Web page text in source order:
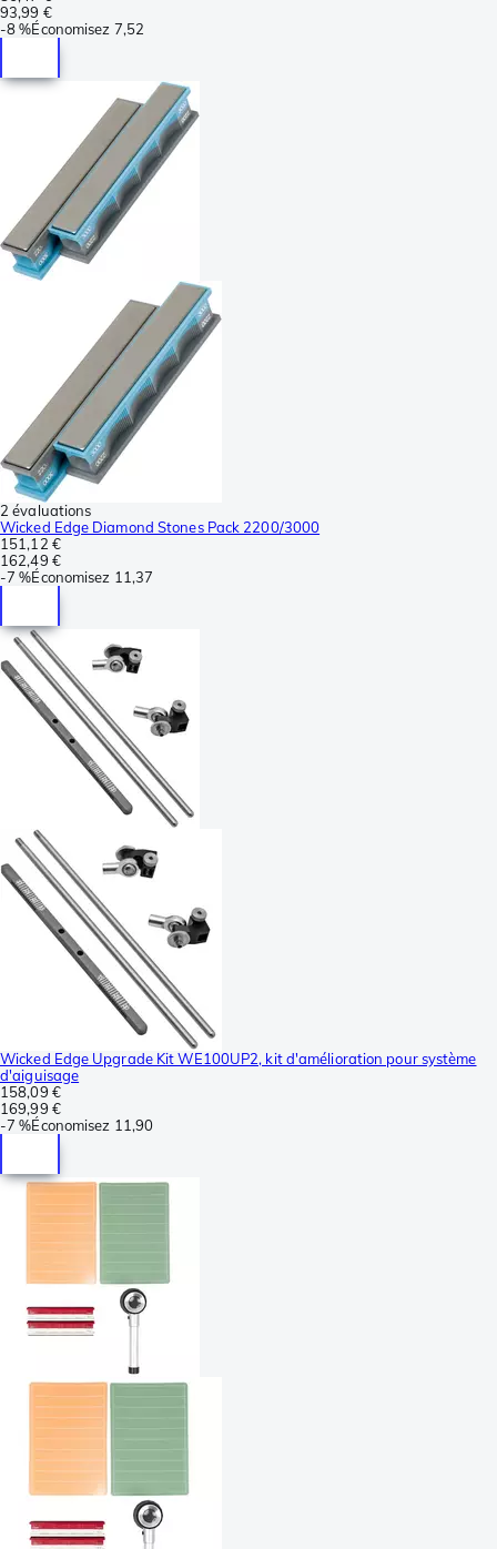
93,99 €
-8 %Économisez 7,52
2 évaluations
Wicked Edge Diamond Stones Pack 2200/3000
151,12 €
162,49 €
-7 %Économisez 11,37
Wicked Edge Upgrade Kit WE100UP2, kit d'amélioration pour système
d'aiguisage
158,09 €
169,99 €
-7 %Économisez 11,90